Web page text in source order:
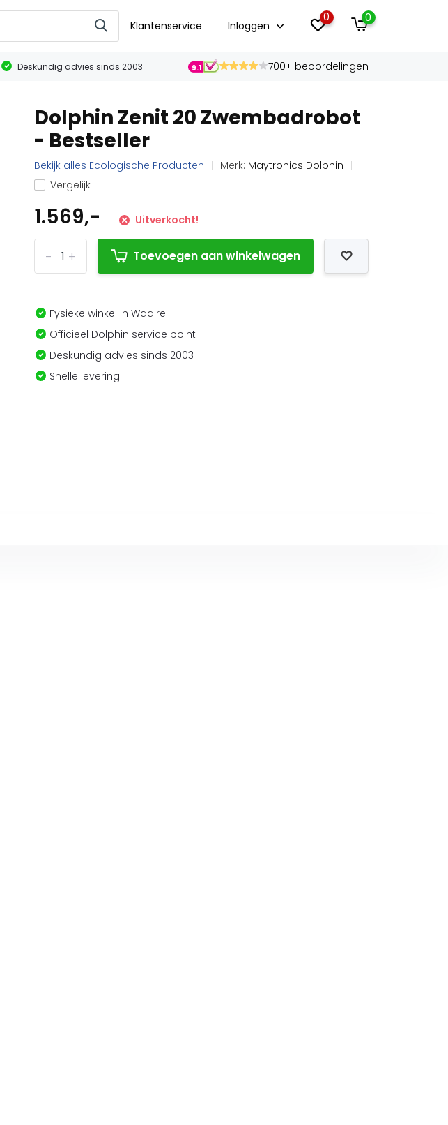
Klantenservice Inloggen
0 0
Deskundig advies sinds 2003 9.1
700+ beoordelingen
Dolphin Zenit 20 Zwembadrobot
- Bestseller
Bekijk alles Ecologische Producten Merk: Maytronics Dolphin
Vergelijk
1.569,- Uitverkocht!
+
- Toevoegen aan winkelwagen
Fysieke winkel in Waalre
Officieel Dolphin service point
Deskundig advies sinds 2003
Snelle levering